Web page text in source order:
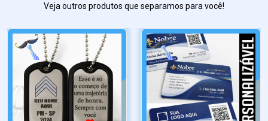
Veja outros produtos que separamos para você!